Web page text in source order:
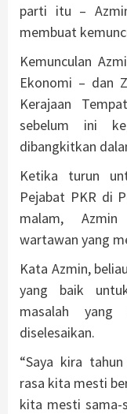
parti itu –
membuat
Kemunculan
Ekonomi – dan
Kerajaan
sebelum ini
dibangkitkan
Ketika turun
Pejabat PKR di
malam,
wartawan yang
Kata Azmin,
yang baik
masalah
diselesaikan.
“Saya kira
rasa kita mesti
kita mesti sama-